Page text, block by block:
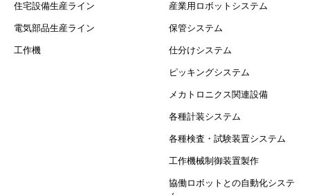
住宅設備生産ライン
電気部品生産ライン
工作機
産業用ロボットシステム
保管システム
仕分けシステム
ピッキングシステム
メカトロニクス関連設備
各種計装システム
各種検査・試験装置システム
工作機械制御装置製作
協働ロボットとの自動化システ